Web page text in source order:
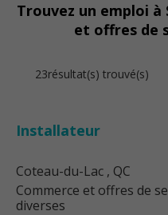
Trouvez un emploi à
et offres de
23résultat(s) trouvé(s)
Installateur
Coteau-du-Lac , QC
Commerce et offres de
diverses